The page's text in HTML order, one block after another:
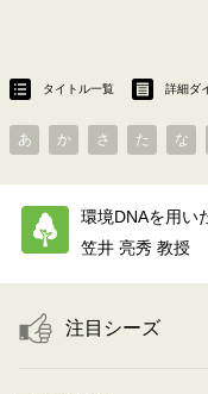
タイトル一覧 詳細ダ
あ か さ た な
環境DNAを用い
笠井 亮秀 教授
注目シーズ